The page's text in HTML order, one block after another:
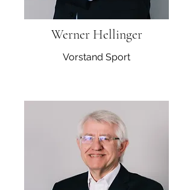
Werner Hellinger
Vorstand Sport